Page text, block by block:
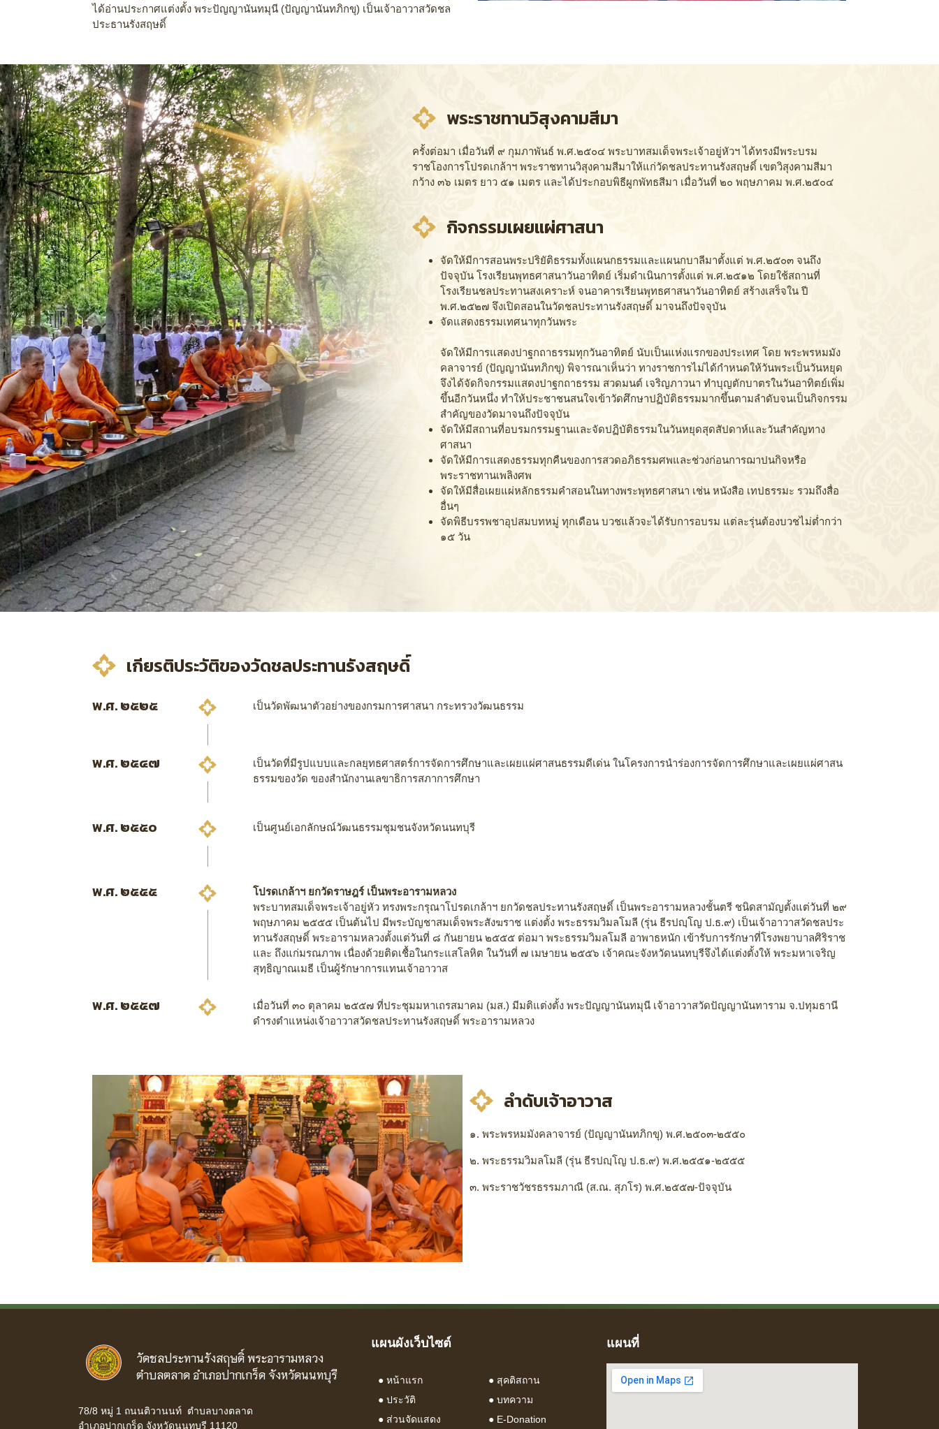
ได้อ่านประกาศแต่งตั้ง พระปัญญานันทมุนี (ปัญญานันทภิกขุ) เป็นเจ้าอาวาสวัดชล
ประธานรังสฤษดิ์
พระราชทานวิสุงคามสีมา
ครั้งต่อมา เมื่อวันที่ ๙ กุมภาพันธ์ พ.ศ.๒๕๐๔ พระบาทสมเด็จพระเจ้าอยู่หัวฯ ได้ทรงมีพระบรม
ราชโองการโปรดเกล้าฯ พระราชทานวิสุงคามสีมาให้แก่วัดชลประทานรังสฤษดิ์ เขตวิสุงคามสีมา
กว้าง ๓๖ เมตร ยาว ๕๑ เมตร และได้ประกอบพิธีผูกพัทธสีมา เมื่อวันที่ ๒๐ พฤษภาคม พ.ศ.๒๕๐๔
กิจกรรมเผยแผ่ศาสนา
จัดให้มีการสอนพระปริยัติธรรมทั้งแผนกธรรมและแผนกบาลีมาตั้งแต่ พ.ศ.๒๕๐๓ จนถึง
ปัจจุบัน โรงเรียนพุทธศาสนาวันอาทิตย์ เริ่มดำเนินการตั้งแต่ พ.ศ.๒๕๑๒ โดยใช้สถานที่
โรงเรียนชลประทานสงเคราะห์ จนอาคารเรียนพุทธศาสนาวันอาทิตย์ สร้างเสร็จใน ปี
พ.ศ.๒๕๒๗ จึงเปิดสอนในวัดชลประทานรังสฤษดิ์ มาจนถึงปัจจุบัน
จัดแสดงธรรมเทศนาทุกวันพระ
จัดให้มีการแสดงปาฐกถาธรรมทุกวันอาทิตย์ นับเป็นแห่งแรกของประเทศ โดย พระพรหมมัง
คลาจารย์ (ปัญญานันทภิกขุ) พิจารณาเห็นว่า ทางราชการไม่ได้กำหนดให้วันพระเป็นวันหยุด
จึงได้จัดกิจกรรมแสดงปาฐกถาธรรม สวดมนต์ เจริญภาวนา ทำบุญตักบาตรในวันอาทิตย์เพิ่ม
ขึ้นอีกวันหนึ่ง ทำให้ประชาชนสนใจเข้าวัดศึกษาปฏิบัติธรรมมากขึ้นตามลำดับจนเป็นกิจกรรม
สำคัญของวัดมาจนถึงปัจจุบัน
จัดให้มีสถานที่อบรมกรรมฐานและจัดปฏิบัติธรรมในวันหยุดสุดสัปดาห์และวันสำคัญทาง
ศาสนา
จัดให้มีการแสดงธรรมทุกคืนของการสวดอภิธรรมศพและช่วงก่อนการฌาปนกิจหรือ
พระราชทานเพลิงศพ
จัดให้มีสื่อเผยแผ่หลักธรรมคำสอนในทางพระพุทธศาสนา เช่น หนังสือ เทปธรรมะ รวมถึงสื่อ
อื่นๆ
จัดพิธีบรรพชาอุปสมบทหมู่ ทุกเดือน บวชแล้วจะได้รับการอบรม แต่ละรุ่นต้องบวชไม่ต่ำกว่า
๑๕ วัน
เกียรติประวัติของวัดชลประทานรังสฤษดิ์
พ.ศ. ๒๕๒๕ เป็นวัดพัฒนาตัวอย่างของกรมการศาสนา กระทรวงวัฒนธรรม
พ.ศ. ๒๕๔๗
เป็นวัดที่มีรูปแบบและกลยุทธศาสตร์การจัดการศึกษาและเผยแผ่ศาสนธรรมดีเด่น ในโครงการนำร่องการจัดการศึกษาและเผยแผ่ศาสน
ธรรมของวัด ของสำนักงานเลขาธิการสภาการศึกษา
พ.ศ. ๒๕๕๐ เป็นศูนย์เอกลักษณ์วัฒนธรรมชุมชนจังหวัดนนทบุรี
พ.ศ. ๒๕๕๕
โปรดเกล้าฯ ยกวัดราษฎร์ เป็นพระอารามหลวง
พระบาทสมเด็จพระเจ้าอยู่หัว ทรงพระกรุณาโปรดเกล้าฯ ยกวัดชลประทานรังสฤษดิ์ เป็นพระอารามหลวงชั้นตรี ชนิดสามัญตั้งแต่วันที่ ๒๙
พฤษภาคม ๒๕๕๕ เป็นต้นไป มีพระบัญชาสมเด็จพระสังฆราช แต่งตั้ง พระธรรมวิมลโมลี (รุ่น ธีรปญฺโญ ป.ธ.๙) เป็นเจ้าอาวาสวัดชลประ
ทานรังสฤษดิ์ พระอารามหลวงตั้งแต่วันที่ ๘ กันยายน ๒๕๕๕ ต่อมา พระธรรมวิมลโมลี อาพาธหนัก เข้ารับการรักษาที่โรงพยาบาลศิริราช
และ ถึงแก่มรณภาพ เนื่องด้วยติดเชื้อในกระแสโลหิต ในวันที่ ๗ เมษายน ๒๕๕๖ เจ้าคณะจังหวัดนนทบุรีจึงได้แต่งตั้งให้ พระมหาเจริญ
สุทฺธิญาณเมธี เป็นผู้รักษาการแทนเจ้าอาวาส
พ.ศ. ๒๕๕๗
เมื่อวันที่ ๓๐ ตุลาคม ๒๕๕๗ ที่ประชุมมหาเถรสมาคม (มส.) มีมติแต่งตั้ง พระปัญญานันทมุนี เจ้าอาวาสวัดปัญญานันทาราม จ.ปทุมธานี
ดำรงตำแหน่งเจ้าอาวาสวัดชลประทานรังสฤษดิ์ พระอารามหลวง
ลำดับเจ้าอาวาส
๑. พระพรหมมังคลาจารย์ (ปัญญานันทภิกขุ) พ.ศ.๒๕๐๓-๒๕๕๐
๒. พระธรรมวิมลโมลี (รุ่น ธีรปญฺโญ ป.ธ.๙) พ.ศ.๒๕๕๑-๒๕๕๕
๓. พระราชวัชรธรรมภาณี (ส.ณ. สุภโร) พ.ศ.๒๕๕๗-ปัจจุบัน
วัดชลประทานรังสฤษดิ์ พระอารามหลวง
ตำบลตลาด อำเภอปากเกร็ด จังหวัดนนทบุรี
78/8 หมู่ 1 ถนนติวานนท์ ตำบลบางตลาด
อำเภอปากเกร็ด จังหวัดนนทบุรี 11120
แผนผังเว็บไซต์
● หน้าแรก
● ประวัติ
● ส่วนจัดแสดง
● สุคติสถาน
●บทความ
● E-Donation
แผนที่